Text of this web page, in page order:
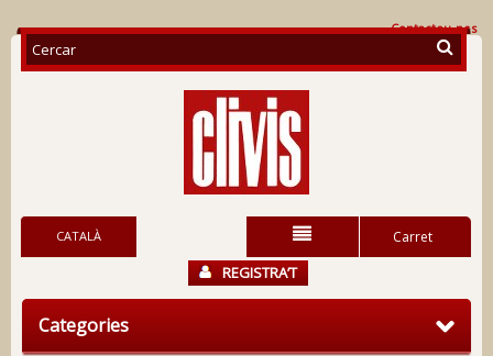
Contacteu-nos
Carret
CATALÀ
REGISTRA’T
Categories